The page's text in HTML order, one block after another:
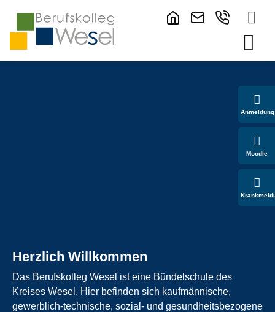
Herzlich Willkommen
Das Berufskolleg Wesel ist eine Bündelschule des
Kreises Wesel. Hier befinden sich kaufmännische,
gewerblich-technische, sozial- und gesundheitsbezogene
Anmeldung
Moodle